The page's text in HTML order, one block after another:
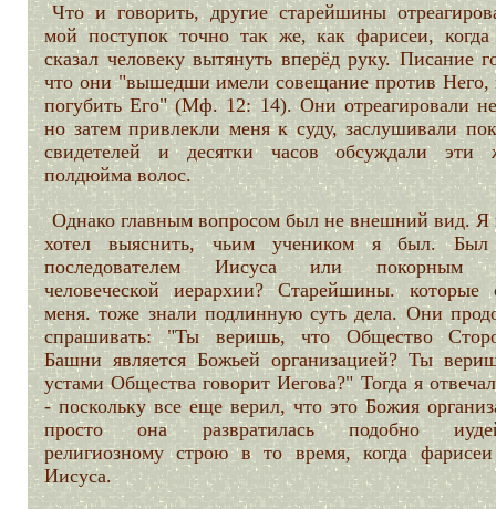
Что и говорить, другие старейшины
мой поступок точно так же, как фарисеи,
сказал человеку вытянуть вперёд руку. Писание
что они "вышедши имели совещание против Него,
погубить Его" (Мф. 12: 14). Они отреагировали не
но затем привлекли меня к суду, заслушивали
свидетелей и десятки часов обсуждали эти
полдюйма волос.
Однако главным вопросом был не внешний вид. Я
хотел выяснить, чьим учеником я был.
последователем Иисуса или покорным
человеческой иерархии? Старейшины. которые
меня. тоже знали подлинную суть дела. Они
спрашивать: "Ты веришь, что Общество
Башни является Божьей организацией? Ты
устами Общества говорит Иегова?" Тогда я
-поскольку все еще верил, что это Божия
просто она развратилась подобно
религиозному строю в то время, когда
Иисуса.